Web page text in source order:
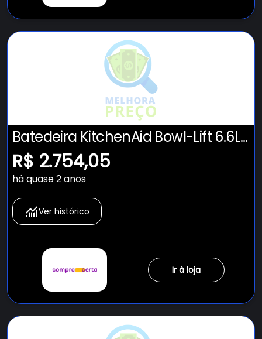
Batedeira KitchenAid Bowl-Lift 6.6L
- KEC66AV Outlet
R$ 2.754,05
há quase 2 anos
Ver histórico
Ir à loja